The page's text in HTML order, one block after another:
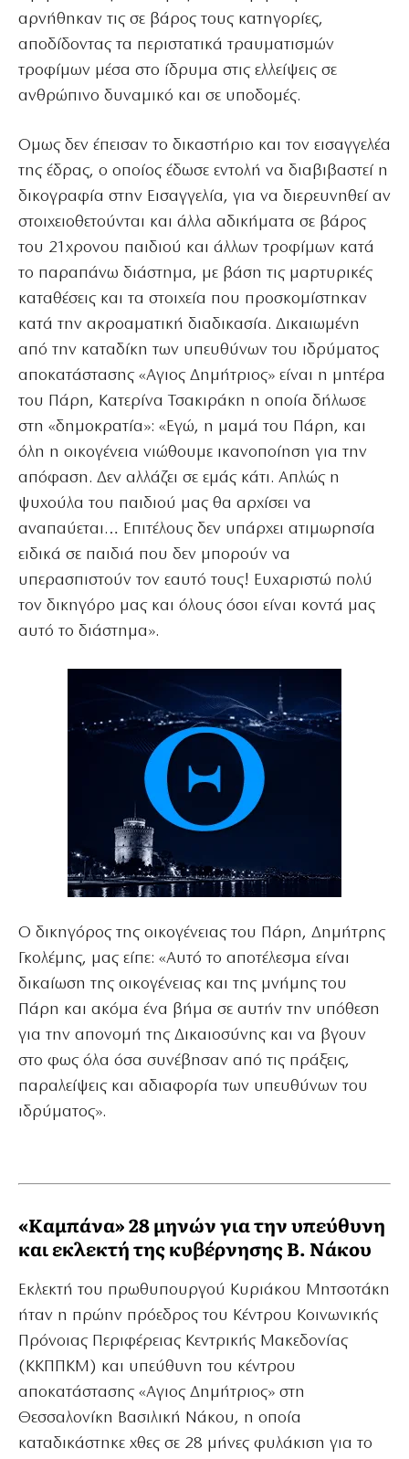
αρνήθηκαν τις σε βάρος τους κατηγορίες,
αποδίδοντας τα περιστατικά τραυματισμών
τροφίμων μέσα στο ίδρυμα στις ελλείψεις σε
ανθρώπινο δυναμικό και σε υποδομές.
Ομως δεν έπεισαν το δικαστήριο και τον εισαγγελέα
της έδρας, ο οποίος έδωσε εντολή να διαβιβαστεί η
δικογραφία στην Εισαγγελία, για να διερευνηθεί αν
στοιχειοθετούνται και άλλα αδικήματα σε βάρος
του 21χρονου παιδιού και άλλων τροφίμων κατά
το παραπάνω διάστημα, με βάση τις μαρτυρικές
καταθέσεις και τα στοιχεία που προσκομίστηκαν
κατά την ακροαματική διαδικασία. Δικαιωμένη
από την καταδίκη των υπευθύνων του ιδρύματος
αποκατάστασης «Αγιος Δημήτριος» είναι η μητέρα
του Πάρη, Κατερίνα Τσακιράκη η οποία δήλωσε
στη «δημοκρατία»: «Εγώ, η μαμά του Πάρη, και
όλη η οικογένεια νιώθουμε ικανοποίηση για την
απόφαση. Δεν αλλάζει σε εμάς κάτι. Απλώς η
ψυχούλα του παιδιού μας θα αρχίσει να
αναπαύεται… Επιτέλους δεν υπάρχει ατιμωρησία
ειδικά σε παιδιά που δεν μπορούν να
υπερασπιστούν τον εαυτό τους! Ευχαριστώ πολύ
τον δικηγόρο μας και όλους όσοι είναι κοντά μας
αυτό το διάστημα».
Ο δικηγόρος της οικογένειας του Πάρη, Δημήτρης
Γκολέμης, μας είπε: «Αυτό το αποτέλεσμα είναι
δικαίωση της οικογένειας και της μνήμης του
Πάρη και ακόμα ένα βήμα σε αυτήν την υπόθεση
για την απονομή της Δικαιοσύνης και να βγουν
στο φως όλα όσα συνέβησαν από τις πράξεις,
παραλείψεις και αδιαφορία των υπευθύνων του
ιδρύματος».
«Καμπάνα» 28 μηνών για την υπεύθυνη
και εκλεκτή της κυβέρνησης Β. Νάκου
Εκλεκτή του πρωθυπουργού Κυριάκου Μητσοτάκη
ήταν η πρώην πρόεδρος του Κέντρου Κοινωνικής
Πρόνοιας Περιφέρειας Κεντρικής Μακεδονίας
(ΚΚΠΠΚΜ) και υπεύθυνη του κέντρου
αποκατάστασης «Αγιος Δημήτριος» στη
Θεσσαλονίκη Βασιλική Νάκου, η οποία
καταδικάστηκε χθες σε 28 μήνες φυλάκιση για το